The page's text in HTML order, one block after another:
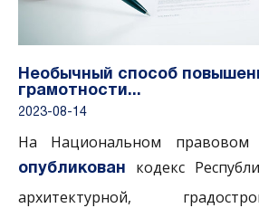
Необычный способ
грамотности...
2023-08-14
На Национальном правовом
опубликован
кодекс
архитектурной,